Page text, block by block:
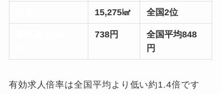
15,275㎢ 全国2位
738円
全国平均848
円
有効求人倍率は全国平均より低い約1.4倍です